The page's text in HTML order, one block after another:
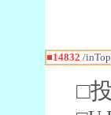
■14832 /
□